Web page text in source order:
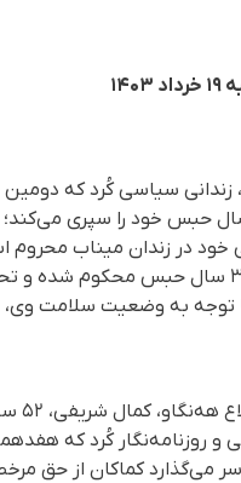
زندانی سیاسی کُرد که دومین
حبس خود را سپری می‌کند؛
خود در زندان میناب محروم
سیاسی به ٣٠ سال حبس محکوم شده
توجه به وضعیت سلامت وی،
بر
و روزنامه‌نگار کُرد که
می‌گذارد کماکان از حق